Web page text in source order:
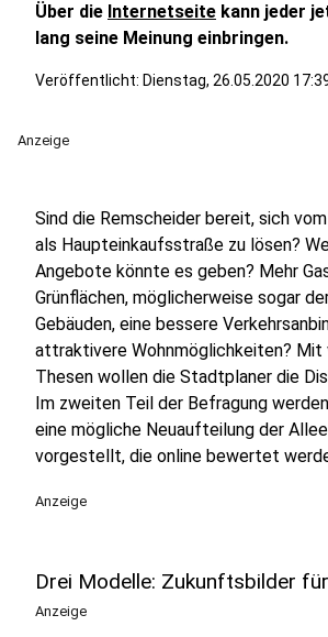
Über die Internetseite kann jeder
lang seine Meinung einbringen.
Veröffentlicht: Dienstag, 26.05.2020
Anzeige
Sind die Remscheider bereit, sich
als Haupteinkaufsstraße zu lösen?
Angebote könnte es geben? Mehr
Grünflächen, möglicherweise sogar
Gebäuden, eine bessere
attraktivere Wohnmöglichkeiten? Mit
Thesen wollen die Stadtplaner die
Im zweiten Teil der Befragung
eine mögliche Neuaufteilung der
vorgestellt, die online bewertet
Anzeige
Drei Modelle: Zukunftsbilder
Anzeige